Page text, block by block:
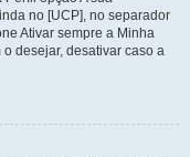
no [UCP], no separador
Ativar sempre a Minha
desejar, desativar caso a